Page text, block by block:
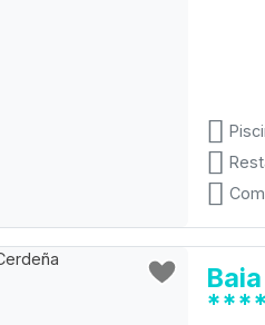
****